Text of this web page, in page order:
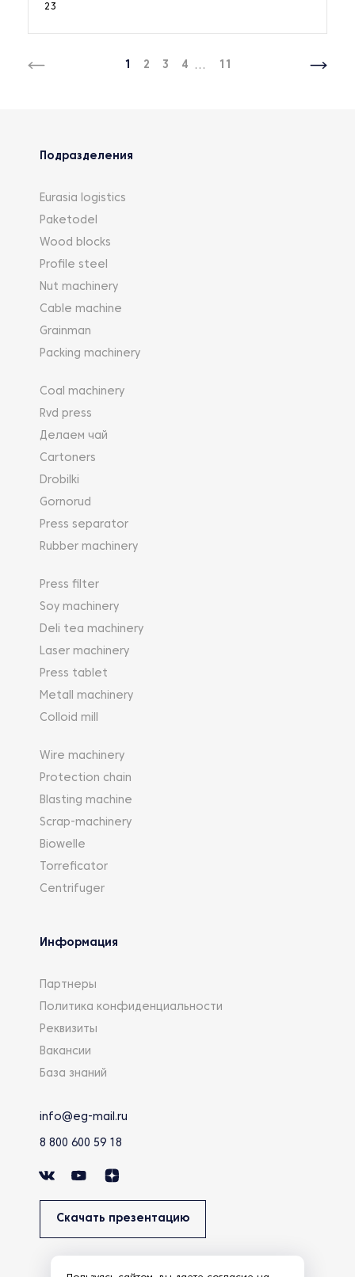
23
1 2 3 4 ... 11
Подразделения
Eurasia logistics
Paketodel
Wood blocks
Profile steel
Nut machinery
Cable machine
Grainman
Packing machinery
Coal machinery
Rvd press
Делаем чай
Cartoners
Drobilki
Gornorud
Press separator
Rubber machinery
Press filter
Soy machinery
Deli tea machinery
Laser machinery
Press tablet
Metall machinery
Colloid mill
Wire machinery
Protection chain
Blasting machine
Scrap-machinery
Biowelle
Torreficator
Centrifuger
Информация
Партнеры
Политика конфиденциальности
Реквизиты
Вакансии
База знаний
info@eg-mail.ru
8 800 600 59 18
Скачать презентацию